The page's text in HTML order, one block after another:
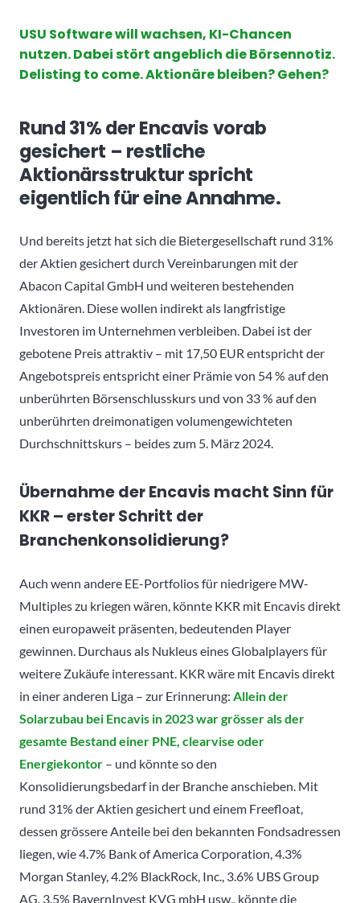
USU Software will wachsen, KI-Chancen
nutzen. Dabei stört angeblich die Börsennotiz.
Delisting to come. Aktionäre bleiben? Gehen?
Rund 31% der Encavis vorab
gesichert – restliche
Aktionärsstruktur spricht
eigentlich für eine Annahme.
Und bereits jetzt hat sich die Bietergesellschaft rund 31%
der Aktien gesichert durch Vereinbarungen mit der
Abacon Capital GmbH und weiteren bestehenden
Aktionären. Diese wollen indirekt als langfristige
Investoren im Unternehmen verbleiben. Dabei ist der
gebotene Preis attraktiv – mit 17,50 EUR entspricht der
Angebotspreis entspricht einer Prämie von 54 % auf den
unberührten Börsenschlusskurs und von 33 % auf den
unberührten dreimonatigen volumengewichteten
Durchschnittskurs – beides zum 5. März 2024.
Übernahme der Encavis macht Sinn für
KKR – erster Schritt der
Branchenkonsolidierung?
Auch wenn andere EE-Portfolios für niedrigere MW-
Multiples zu kriegen wären, könnte KKR mit Encavis direkt
einen europaweit präsenten, bedeutenden Player
gewinnen. Durchaus als Nukleus eines Globalplayers für
weitere Zukäufe interessant. KKR wäre mit Encavis direkt
in einer anderen Liga – zur Erinnerung: Allein der
Solarzubau bei Encavis in 2023 war grösser als der
gesamte Bestand einer PNE, clearvise oder
Energiekontor – und könnte so den
Konsolidierungsbedarf in der Branche anschieben. Mit
rund 31% der Aktien gesichert und einem Freefloat,
dessen grössere Anteile bei den bekannten Fondsadressen
liegen, wie 4.7% Bank of America Corporation, 4.3%
Morgan Stanley, 4.2% BlackRock, Inc., 3.6% UBS Group
AG, 3.5% BayernInvest KVG mbH usw., könnte die